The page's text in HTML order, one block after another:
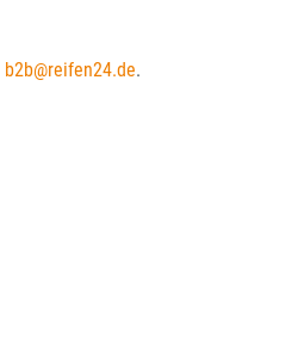
b2b@reifen24.de.